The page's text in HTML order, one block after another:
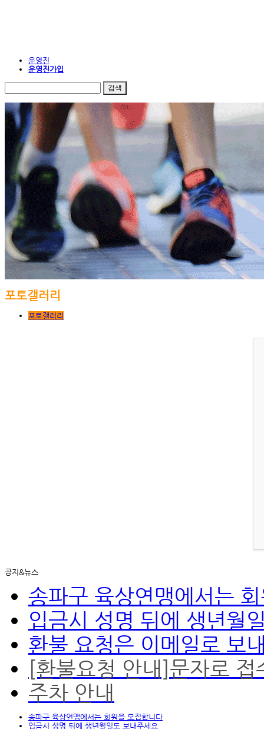
운영진
운영진가입
포토갤러리
포토갤러리
공지&뉴스
송파구 육상연맹에서는
입금시 성명 뒤에 생년월
환불 요청은 이메일로 보
[환불요청 안내]문자로
주차 안내
송파구 육상연맹에서는 회원을 모집합니다
입금시 성명 뒤에 생년월일도 보내주세요